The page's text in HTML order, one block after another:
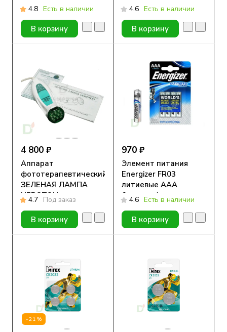
4.8 Есть в наличии
В корзину
4.6 Есть в наличии
В корзину
4 800 ₽
Аппарат
фототерапевтический
ЗЕЛЕНАЯ ЛАМПА
НЕВОТОН
4.7 Под заказ
В корзину
970 ₽
Элемент питания
Energizer FR03
литиевые ААА
блистер 4шт.
4.6 Есть в наличии
В корзину
-21%